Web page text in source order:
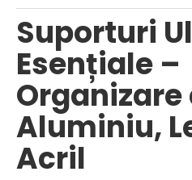
Suporturi
Esențiale –
Organizare
Aluminiu,
Acril